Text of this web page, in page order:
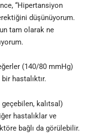
“Hipertansiyon
düşünüyorum.
tam olarak ne
(140/80 mmHg)
hastalıktır.
kalıtsal)
hastalıklar ve
bağlı da görülebilir.